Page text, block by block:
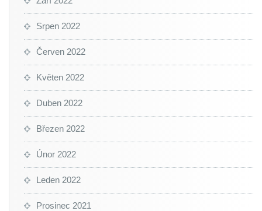
Srpen 2022
Červen 2022
Květen 2022
Duben 2022
Březen 2022
Únor 2022
Leden 2022
Prosinec 2021